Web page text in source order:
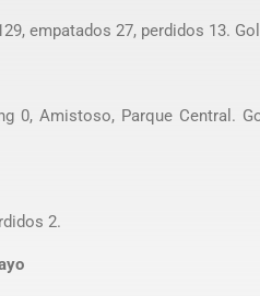
empatados 27, perdidos 13.
0, Amistoso, Parque Central.
2.